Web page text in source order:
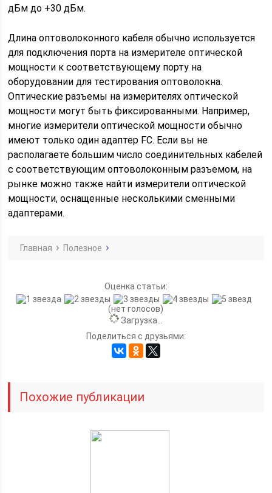
дБм до +30 дБм.
Длина оптоволоконного кабеля обычно используется
для подключения порта на измерителе оптической
мощности к соответствующему порту на
оборудовании для тестирования оптоволокна.
Оптические разъемы на измерителях оптической
мощности могут быть фиксированными. Например,
многие измерители оптической мощности обычно
имеют только один адаптер FC. Если вы не
располагаете большим число соединительных кабелей
с соответствующим оптоволоконным разъемом, на
рынке можно также найти измерители оптической
мощности, оснащенные несколькими сменными
адаптерами.
Главная Полезное
Оценка статьи:
(нет голосов)
Загрузка...
Поделиться с друзьями:
Похожие публикации